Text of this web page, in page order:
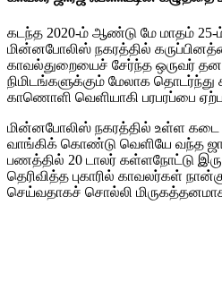
கடந்த 2020-ம் ஆண்டு மே மாதம் 25-
மின்னபோலிஸ் நகரத்தில்
காவல்துறையைச் சேர்ந்த ஒருவர்
நிமிடங்களுக்கும் மேலாக தொடர்ந்து
காணொளி வெளியாகி பரபரப்பை
மின்னபோலிஸ் நகரத்தில் உள்ள
வாங்கிக் கொண்டு வெளியே வந்த
பணத்தில் 20 டாலர் கள்ளநோட்டு
தெரிவித்த புகாரில் காவலர்கள்
செய்வதாகச் சொல்லி